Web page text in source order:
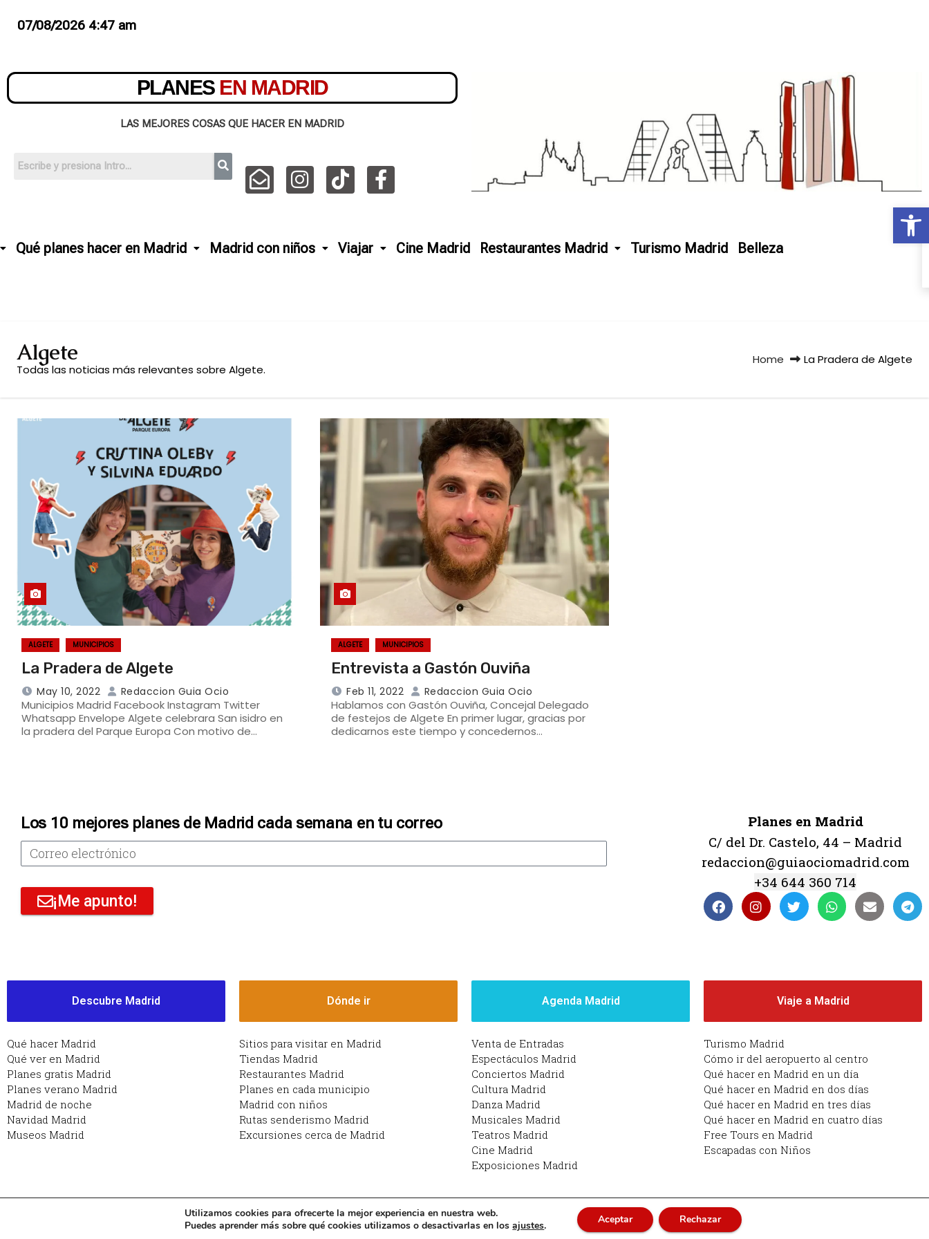
07/08/2026 4:47 am
PLANES EN MADRID
LAS MEJORES COSAS QUE HACER EN MADRID
Qué planes hacer en Madrid Madrid con niños Viajar Cine Madrid Restaurantes Madrid Turismo Madrid Belleza
Algete
Todas las noticias más relevantes sobre Algete.
Home La Pradera de Algete
ALGETE MUNICIPIOS
La Pradera de Algete
May 10, 2022 Redaccion Guia Ocio
Municipios Madrid Facebook Instagram Twitter
Whatsapp Envelope Algete celebrara San isidro en
la pradera del Parque Europa Con motivo de…
ALGETE MUNICIPIOS
Entrevista a Gastón Ouviña
Feb 11, 2022 Redaccion Guia Ocio
Hablamos con Gastón Ouviña, Concejal Delegado
de festejos de Algete En primer lugar, gracias por
dedicarnos este tiempo y concedernos…
Los 10 mejores planes de Madrid cada semana en tu correo
¡Me apunto!
Planes en Madrid
C/ del Dr. Castelo, 44 – Madrid
redaccion@guiaociomadrid.com
+34 644 360 714
Descubre Madrid
Qué hacer Madrid
Qué ver en Madrid
Planes gratis Madrid
Planes verano Madrid
Madrid de noche
Navidad Madrid
Museos Madrid
Dónde ir
Sitios para visitar en Madrid
Tiendas Madrid
Restaurantes Madrid
Planes en cada municipio
Madrid con niños
Rutas senderismo Madrid
Excursiones cerca de Madrid
Agenda Madrid
Venta de Entradas
Espectáculos Madrid
Conciertos Madrid
Cultura Madrid
Danza Madrid
Musicales Madrid
Teatros Madrid
Cine Madrid
Exposiciones Madrid
Viaje a Madrid
Turismo Madrid
Cómo ir del aeropuerto al centro
Qué hacer en Madrid en un día
Qué hacer en Madrid en dos días
Qué hacer en Madrid en tres días
Qué hacer en Madrid en cuatro días
Free Tours en Madrid
Escapadas con Niños
Copyright © 2026 Planes en Madrid: qué hacer en Madrid | Funciona con Planes en Madrid: qué hacer en Madrid
Utilizamos cookies para ofrecerte la mejor experiencia en nuestra web.
Puedes aprender más sobre qué cookies utilizamos o desactivarlas en losajustes. Aceptar Rechazar